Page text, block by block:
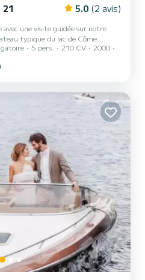
5.0 (2 avis)
une visite guidée sur notre
typique du lac de Côme.
profitez de couchers de
moments inoubliables à bord de
personnes Propositions de circuits
5 pers. 210 CV
2000